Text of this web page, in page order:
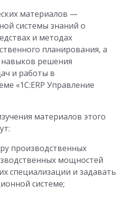
материалов —
системы знаний о
и методах
планирования, а
решения
и работы в
«1С:ERP Управление
материалов этого
производственных
мощностей
специализации и задавать
системе;